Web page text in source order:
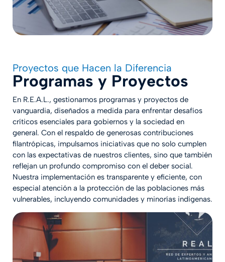
Proyectos que Hacen la Diferencia
Programas y Proyectos
En R.E.A.L., gestionamos programas y proyectos de
vanguardia, diseñados a medida para enfrentar desafíos
críticos esenciales para gobiernos y la sociedad en
general. Con el respaldo de generosas contribuciones
filantrópicas, impulsamos iniciativas que no solo cumplen
con las expectativas de nuestros clientes, sino que también
reflejan un profundo compromiso con el deber social.
Nuestra implementación es transparente y eficiente, con
especial atención a la protección de las poblaciones más
vulnerables, incluyendo comunidades y minorías indígenas.